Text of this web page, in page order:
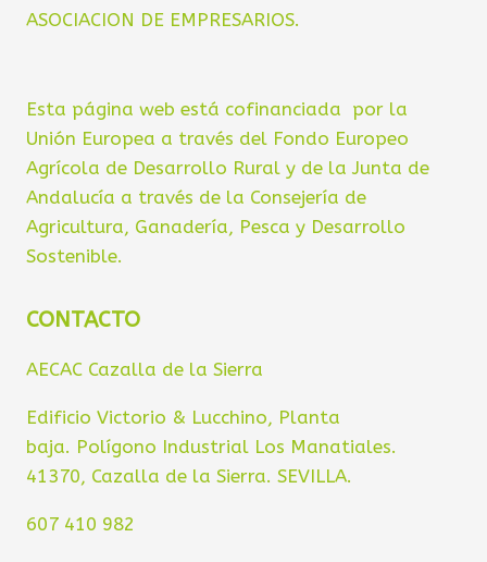
ASOCIACION DE EMPRESARIOS.
Esta página web está cofinanciada por la
Unión Europea a través del Fondo Europeo
Agrícola de Desarrollo Rural y de la Junta de
Andalucía a través de la Consejería de
Agricultura, Ganadería, Pesca y Desarrollo
Sostenible.
CONTACTO
AECAC Cazalla de la Sierra
Edificio Victorio & Lucchino, Planta
baja. Polígono Industrial Los Manatiales.
41370, Cazalla de la Sierra. SEVILLA.
607 410 982